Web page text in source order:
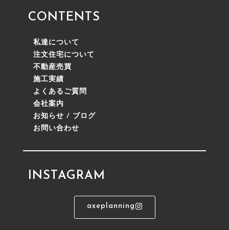
CONTENTS
私達について
注文住宅について
不動産売買
施工実績
よくあるご質問
会社案内
お知らせ / ブログ
お問い合わせ
INSTAGRAM
axeplanning